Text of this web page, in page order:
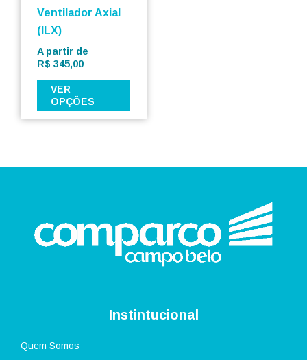
Ventilador Axial
(ILX)
A partir de
R$ 345,00
VER
OPÇÕES
do
Instintucional
Quem Somos